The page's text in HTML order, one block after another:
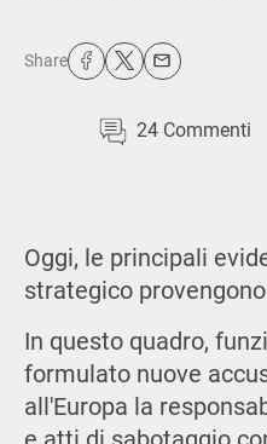
Share
24 Commenti
Oggi, le principali
strategico
In questo quadro,
formulato nuove
all'Europa la